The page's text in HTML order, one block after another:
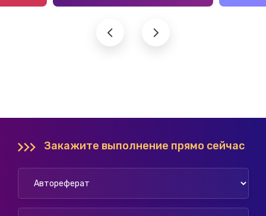
Закажите выполнение прямо сейчас